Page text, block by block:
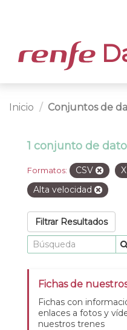
Inicio Conjuntos de
1 conjunto de
Formatos: CSV
Alta velocidad
Filtrar Resultados
Fichas de
Fichas con
enlaces a fotos y
nuestros trenes